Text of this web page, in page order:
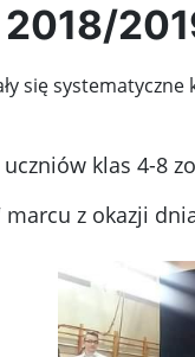
2018/
się
klas 4-8
marcu z okazji